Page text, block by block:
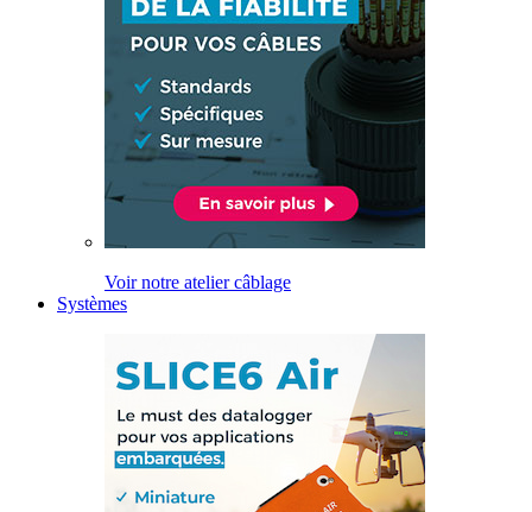
Voir notre atelier câblage
Systèmes